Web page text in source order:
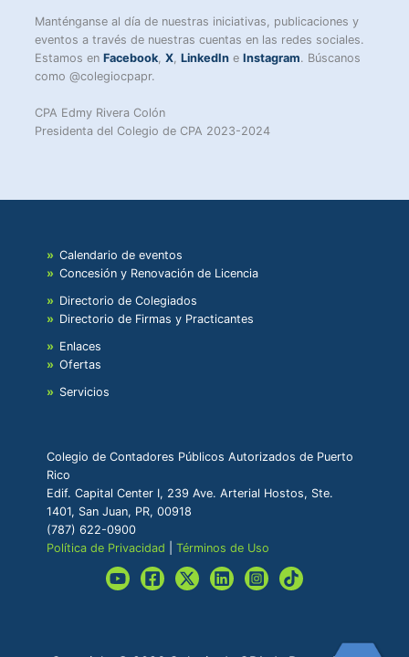
Manténganse al día de nuestras iniciativas, publicaciones y
eventos a través de nuestras cuentas en las redes sociales.
Estamos enFacebook,X,LinkedIn eInstagram. Búscanos
como @colegiocpapr.
CPA Edmy Rivera Colón
Presidenta del Colegio de CPA 2023-2024
Calendario de eventos
Concesión y Renovación de Licencia
Directorio de Colegiados
Directorio de Firmas y Practicantes
Enlaces
Ofertas
Servicios
Colegio de Contadores Públicos Autorizados de Puerto
Rico
Edif. Capital Center I, 239 Ave. Arterial Hostos, Ste.
1401, San Juan, PR, 00918
(787) 622-0900
Política de Privacidad |Términos de Uso